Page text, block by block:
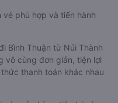
phù hợp và tiến hành
Bình Thuận từ Núi Thành
vô cùng đơn giản, tiện lợi
thanh toán khác nhau